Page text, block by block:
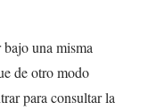
una misma
de otro modo
para consultar la